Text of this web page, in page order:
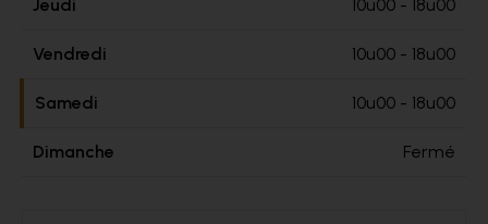
Jeudi 10u00 - 18u00
Vendredi 10u00 - 18u00
Samedi 10u00 - 18u00
Dimanche Fermé